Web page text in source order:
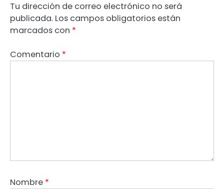
Tu dirección de correo electrónico no será
publicada. Los campos obligatorios están
marcados con *
Comentario *
Nombre *